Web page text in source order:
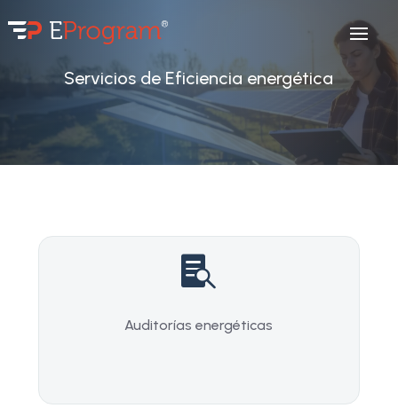
Servicios de Eficiencia energética

Auditorías energéticas